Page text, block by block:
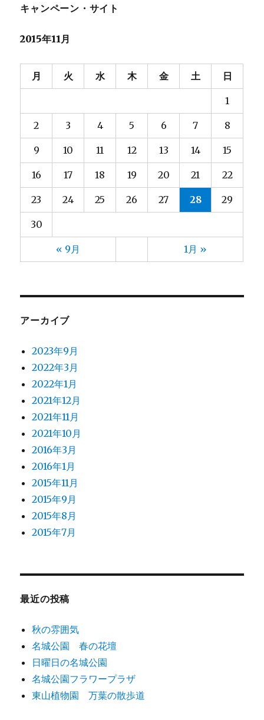
キャンペーン・サイト
2015年11月
月 火 水 木 金 土 日
« 9月 1月 »
1
2 3 4 5 6 7 8
9 10 11 12 13 14 15
16 17 18 19 20 21 22
23 24 25 26 27 28 29
30
アーカイブ
2023年9月
2022年3月
2022年1月
2021年12月
2021年11月
2021年10月
2016年3月
2016年1月
2015年11月
2015年9月
2015年8月
2015年7月
最近の投稿
秋の雰囲気
名城公園 春の花壇
日曜日の名城公園
名城公園フラワープラザ
東山植物園 万葉の散歩道